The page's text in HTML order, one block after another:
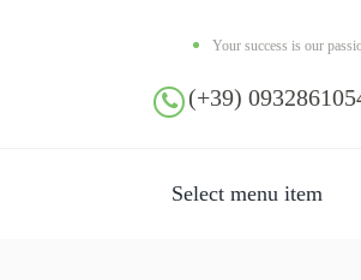
Your success is our
(+39)
Select menu item